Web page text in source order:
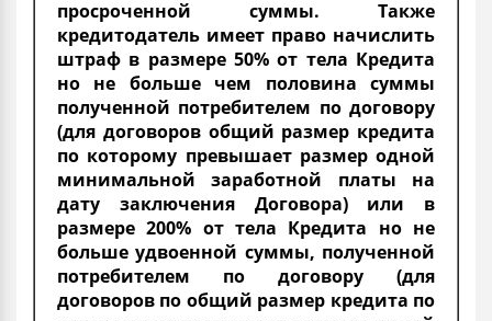
просроченной суммы. Также
кредитодатель имеет право начислить
штраф в размере 50% от тела Кредита
но не больше чем половина суммы
полученной потребителем по договору
(для договоров общий размер кредита
по которому превышает размер одной
минимальной заработной платы на
дату заключения Договора) или в
размере 200% от тела Кредита но не
больше удвоенной суммы, полученной
потребителем по договору (для
договоров по общий размер кредита по